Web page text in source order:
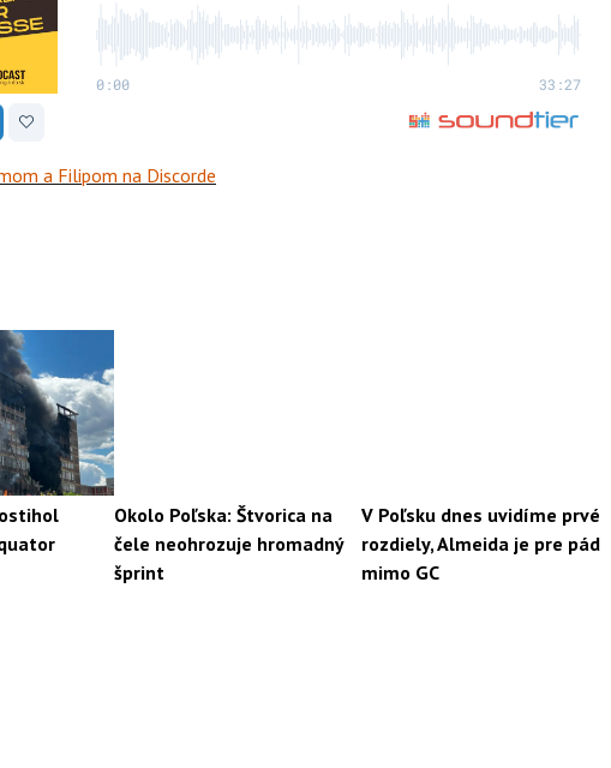
a Filipom na Discorde
Okolo Poľska: Štvorica na
čele neohrozuje hromadný
šprint
V Poľsku dnes uvidíme prvé
rozdiely, Almeida je pre pád
mimo GC